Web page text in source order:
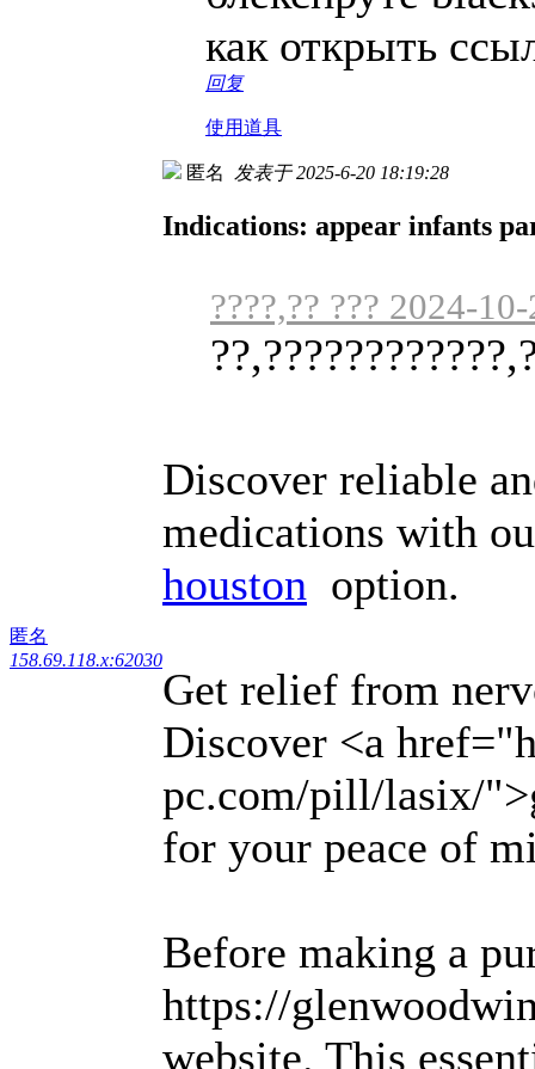
как открыть
回复
使用道具
匿名
158.69.118.x:62030
匿名 发表于 2025-6-20 18:19:28
Indications: appear infants
????,?? ??? 2024-
Discover reliable
medications with
houston option.
Get relief from
Discover <a
pc.com/pill/lasix/
for your peace of
Before making a
https://
website. This